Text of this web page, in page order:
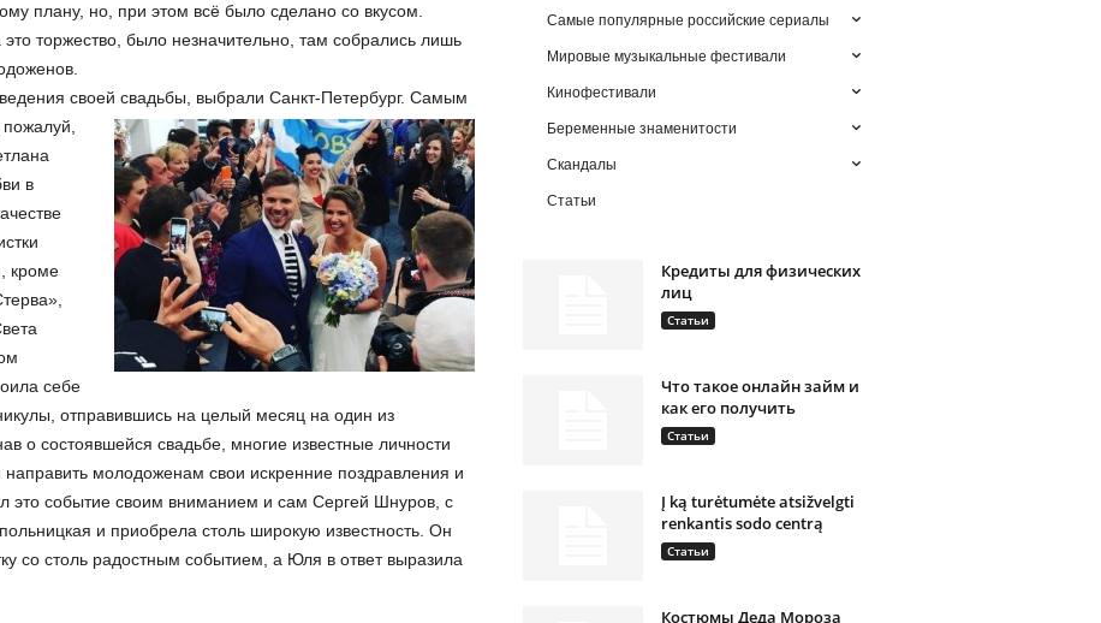
плану, но, при этом всё было сделано со вкусом.
торжество, было незначительно, там собрались лишь
своей свадьбы, выбрали Санкт-Петербург. Самым
в
кроме
себе
отправившись на целый месяц на один из
о состоявшейся свадьбе, многие известные личности
молодоженам свои искренние поздравления и
событие своим вниманием и сам Сергей Шнуров, с
и приобрела столь широкую известность. Он
со столь радостным событием, а Юля в ответ выразила
Самые популярные российские сериалы
Мировые музыкальные фестивали
Кинофестивали
Беременные знаменитости
Скандалы
Статьи
Кредиты для физических
лиц
Статьи
Что такое онлайн займ и
как его получить
Статьи
Į ką turėtumėte atsižvelgti
renkantis sodo centrą
Статьи
Костюмы Деда Мороза